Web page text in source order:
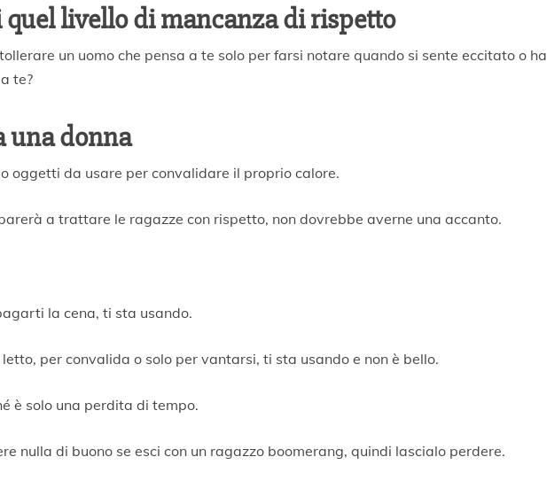
livello di mancanza di rispetto
un uomo che pensa a te solo per farsi notare quando si sente eccitato o ha
te?
una donna
oggetti da usare per convalidare il proprio calore.
a trattare le ragazze con rispetto, non dovrebbe averne una accanto.
la cena, ti sta usando.
per convalida o solo per vantarsi, ti sta usando e non è bello.
è solo una perdita di tempo.
nulla di buono se esci con un ragazzo boomerang, quindi lascialo perdere.